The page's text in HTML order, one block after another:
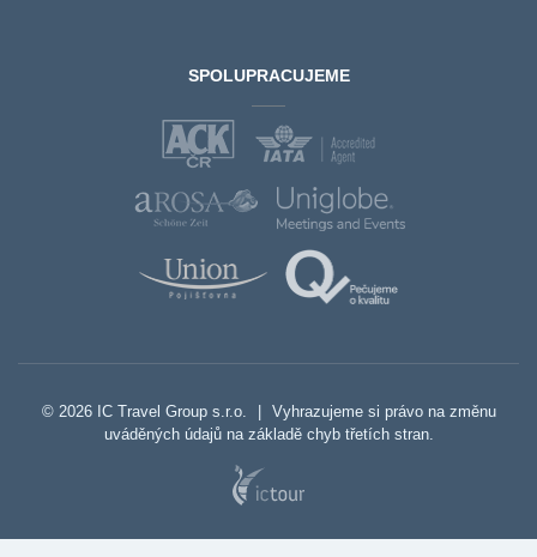
SPOLUPRACUJEME
© 2026 IC Travel Group s.r.o.
Vyhrazujeme si právo na změnu
uváděných údajů na základě chyb třetích stran.